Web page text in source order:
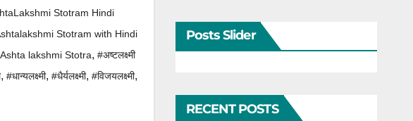
Stotram Hindi
Stotram with Hindi
Ashta lakshmi Stotra, #अष्टलक्ष्मी
, #धान्यलक्ष्मी, #धैर्यलक्ष्मी, #विजयलक्ष्मी,
Posts Slider
RECENT POSTS